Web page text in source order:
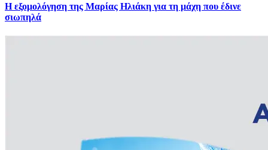
Η εξομολόγηση της Μαρίας Ηλιάκη για τη μάχη που έδινε
σιωπηλά